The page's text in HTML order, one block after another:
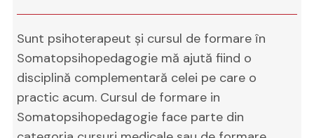
Sunt psihoterapeut și cursul de formare în
Somatopsihopedagogie mă ajută fiind o
disciplină complementară celei pe care o
practic acum. Cursul de formare in
Somatopsihopedagogie face parte din